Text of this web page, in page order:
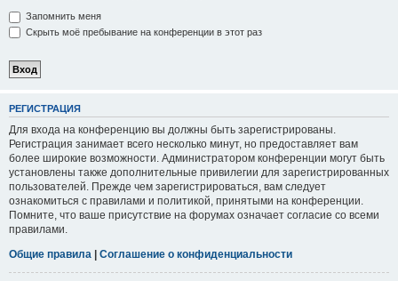
Запомнить меня
Скрыть моё пребывание на конференции в этот раз
РЕГИСТРАЦИЯ
Для входа на конференцию вы должны быть зарегистрированы.
Регистрация занимает всего несколько минут, но предоставляет вам
более широкие возможности. Администратором конференции могут быть
установлены также дополнительные привилегии для зарегистрированных
пользователей. Прежде чем зарегистрироваться, вам следует
ознакомиться с правилами и политикой, принятыми на конференции.
Помните, что ваше присутствие на форумах означает согласие со всеми
правилами.
Общие правила | Соглашение о конфиденциальности